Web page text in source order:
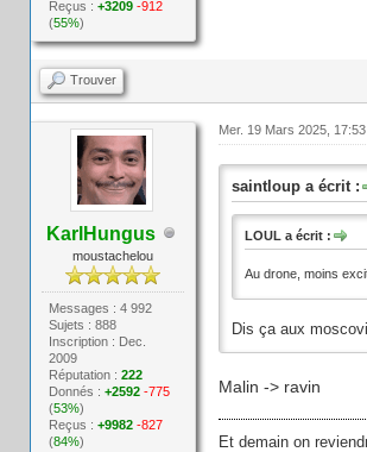
Reçus :+3209 -912
(55%)
Trouver
KarlHungus
moustachelou
Messages : 4 992
Sujets : 888
Inscription : Dec.
2009
Réputation :222
Donnés :+2592 -775
(53%)
Reçus :+9982 -827
(84%)
Mer. 19 Mars 2025, 17:53
saintloup a écrit :
LOUL a écrit :
Au drone, moins
Dis ça aux
Malin -> ravin
Et demain on